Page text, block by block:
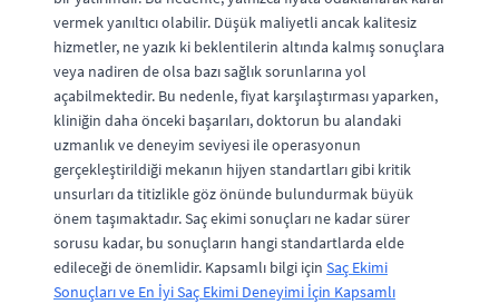
vermek yanıltıcı olabilir. Düşük maliyetli ancak kalitesiz
hizmetler, ne yazık ki beklentilerin altında kalmış sonuçlara
veya nadiren de olsa bazı sağlık sorunlarına yol
açabilmektedir. Bu nedenle, fiyat karşılaştırması yaparken,
kliniğin daha önceki başarıları, doktorun bu alandaki
uzmanlık ve deneyim seviyesi ile operasyonun
gerçekleştirildiği mekanın hijyen standartları gibi kritik
unsurları da titizlikle göz önünde bulundurmak büyük
önem taşımaktadır. Saç ekimi sonuçları ne kadar sürer
sorusu kadar, bu sonuçların hangi standartlarda elde
edileceği de önemlidir. Kapsamlı bilgi için Saç Ekimi
Sonuçları ve En İyi Saç Ekimi Deneyimi İçin Kapsamlı